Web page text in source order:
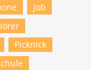
Job
Picknick